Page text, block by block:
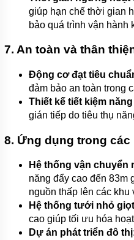
GIỚI
SẢN
PHẨM
giúp hạn chế thời gian
bảo quá trình vận hành
7. An toàn và thân
Động cơ đạt tiêu
đảm bảo an toàn trong
Thiết kế tiết kiệm
gián tiếp do tiêu thụ
8. Ứng dụng trong
Hệ thống vận
năng đẩy cao đến
nguồn thấp lên các khu
Hệ thống tưới nhỏ
cao giúp tối ưu hóa
Dự án phát triển đô